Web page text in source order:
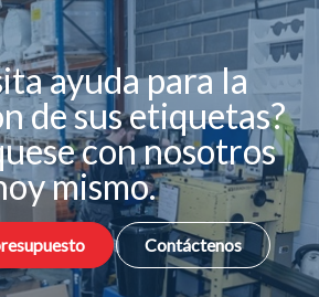
ayuda para la
de sus etiquetas?
con nosotros
mismo.
Contáctenos